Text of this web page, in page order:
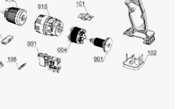
τη συγκατάθεσή σας για
την υπηρεσία Google
Maps!
content is not permitted to load due